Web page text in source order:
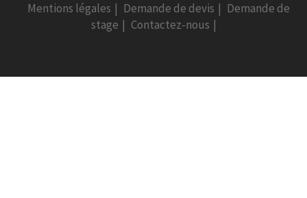
Mentions légales | Demande de devis | Demande de
stage | Contactez-nous |